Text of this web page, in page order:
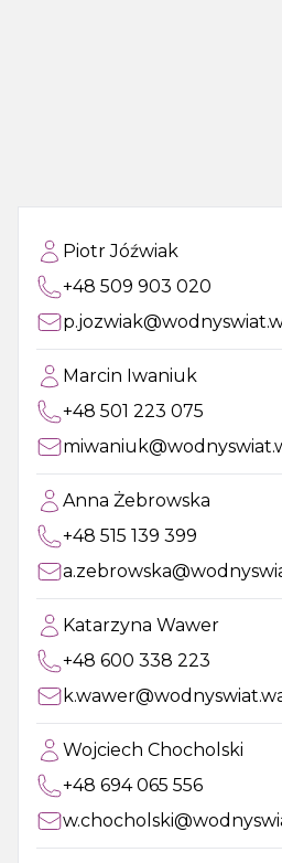
Piotr Jóźwiak
+48 509 903 020
Marcin Iwaniuk
+48 501 223 075
Anna Żebrowska
+48 515 139 399
Katarzyna Wawer
+48 600 338 223
Wojciech Chocholski
+48 694 065 556